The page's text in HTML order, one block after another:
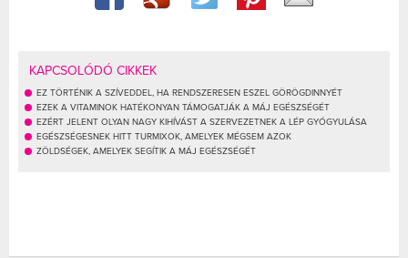
KAPCSOLÓDÓ CIKKEK
EZ TÖRTÉNIK A SZÍVEDDEL, HA RENDSZERESEN ESZEL GÖRÖGDINNYÉT
EZEK A VITAMINOK HATÉKONYAN TÁMOGATJÁK A MÁJ EGÉSZSÉGÉT
EZÉRT JELENT OLYAN NAGY KIHÍVÁST A SZERVEZETNEK A LÉP GYÓGYULÁSA
EGÉSZSÉGESNEK HITT TURMIXOK, AMELYEK MÉGSEM AZOK
ZÖLDSÉGEK, AMELYEK SEGÍTIK A MÁJ EGÉSZSÉGÉT